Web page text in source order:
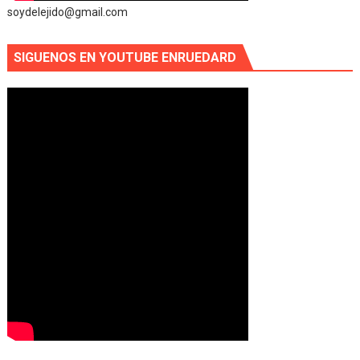
soydelejido@gmail.com
SIGUENOS EN YOUTUBE ENRUEDARD